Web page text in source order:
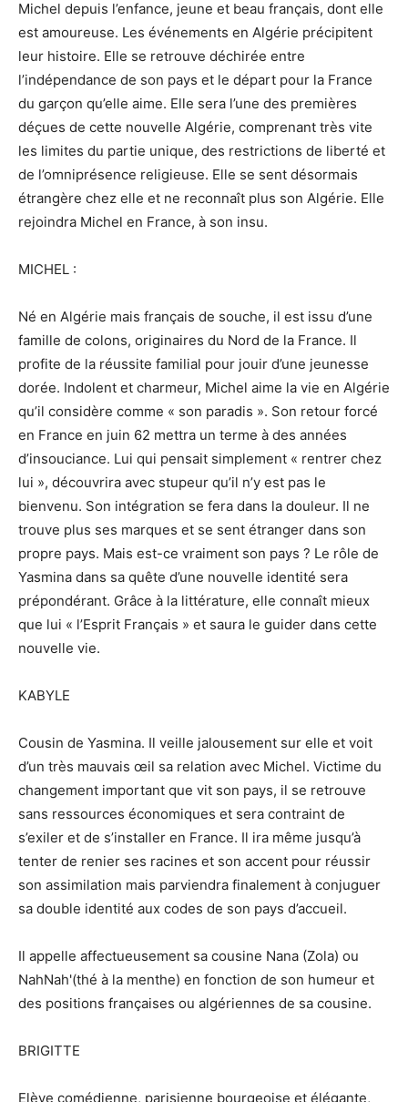
Michel depuis l’enfance, jeune et beau français, dont elle
est amoureuse. Les événements en Algérie précipitent
leur histoire. Elle se retrouve déchirée entre
l’indépendance de son pays et le départ pour la France
du garçon qu’elle aime. Elle sera l’une des premières
déçues de cette nouvelle Algérie, comprenant très vite
les limites du partie unique, des restrictions de liberté et
de l’omniprésence religieuse. Elle se sent désormais
étrangère chez elle et ne reconnaît plus son Algérie. Elle
rejoindra Michel en France, à son insu.
MICHEL :
Né en Algérie mais français de souche, il est issu d’une
famille de colons, originaires du Nord de la France. Il
profite de la réussite familial pour jouir d’une jeunesse
dorée. Indolent et charmeur, Michel aime la vie en Algérie
qu’il considère comme « son paradis ». Son retour forcé
en France en juin 62 mettra un terme à des années
d’insouciance. Lui qui pensait simplement « rentrer chez
lui », découvrira avec stupeur qu’il n’y est pas le
bienvenu. Son intégration se fera dans la douleur. Il ne
trouve plus ses marques et se sent étranger dans son
propre pays. Mais est-ce vraiment son pays ? Le rôle de
Yasmina dans sa quête d’une nouvelle identité sera
prépondérant. Grâce à la littérature, elle connaît mieux
que lui « l’Esprit Français » et saura le guider dans cette
nouvelle vie.
KABYLE
Cousin de Yasmina. Il veille jalousement sur elle et voit
d’un très mauvais œil sa relation avec Michel. Victime du
changement important que vit son pays, il se retrouve
sans ressources économiques et sera contraint de
s’exiler et de s’installer en France. Il ira même jusqu’à
tenter de renier ses racines et son accent pour réussir
son assimilation mais parviendra finalement à conjuguer
sa double identité aux codes de son pays d’accueil.
Il appelle affectueusement sa cousine Nana (Zola) ou
NahNah'(thé à la menthe) en fonction de son humeur et
des positions françaises ou algériennes de sa cousine.
BRIGITTE
Elève comédienne, parisienne bourgeoise et élégante,